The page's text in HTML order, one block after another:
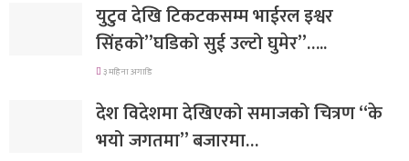
युटुव देखि टिकटकसम्म भाईरल इश्वर
सिंहको”घडिको सुई उल्टो घुमेर”…..
३ महिना अगाडि
देश विदेशमा देखिएको समाजको चित्रण “के
भयो जगतमा” बजारमा…